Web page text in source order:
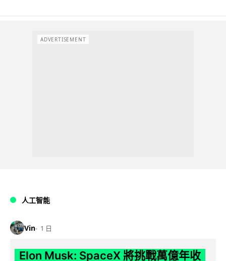
ADVERTISEMENT
人工智能
Vin 1 日
Elon Musk: SpaceX 將挑戰萬億年收